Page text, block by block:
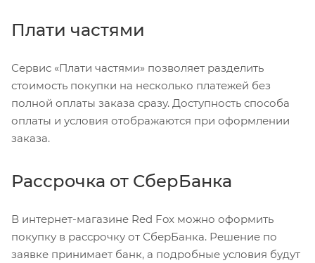
Плати частями
Сервис «Плати частями» позволяет разделить
стоимость покупки на несколько платежей без
полной оплаты заказа сразу. Доступность способа
оплаты и условия отображаются при оформлении
заказа.
Рассрочка от СберБанка
В интернет-магазине Red Fox можно оформить
покупку в рассрочку от СберБанка. Решение по
заявке принимает банк, а подробные условия будут